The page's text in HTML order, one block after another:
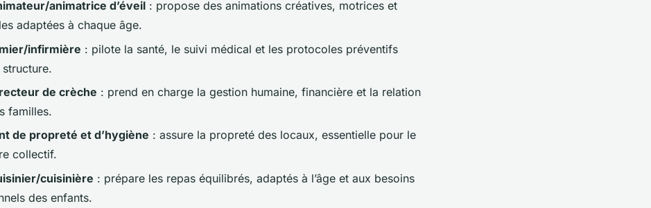
animatrice d’éveil : propose des animations créatives, motrices et
adaptées à chaque âge.
infirmière : pilote la santé, le suivi médical et les protocoles préventifs
de crèche : prend en charge la gestion humaine, financière et la relation
familles.
de propreté et d’hygiène : assure la propreté des locaux, essentielle pour le
collectif.
cuisinière : prépare les repas équilibrés, adaptés à l’âge et aux besoins
des enfants.